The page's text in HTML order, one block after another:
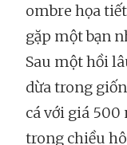
ombre họa
gặp một bạn
Sau một hồi
dừa trong
cá với giá 500
trong chiều